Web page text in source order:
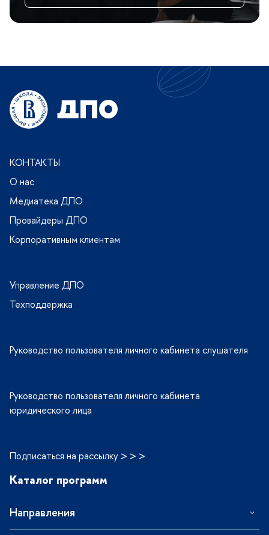
КОНТАКТЫ
О нас
Медиатека ДПО
Провайдеры ДПО
Корпоративным клиентам
Управление ДПО
Техподдержка
Руководство пользователя личного кабинета слушателя
Руководство пользователя личного кабинета
юридического лица
Подписаться на рассылку > > >
Каталог программ
Направления